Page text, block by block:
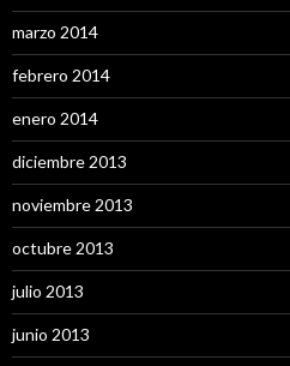
marzo 2014
febrero 2014
enero 2014
diciembre 2013
noviembre 2013
octubre 2013
julio 2013
junio 2013